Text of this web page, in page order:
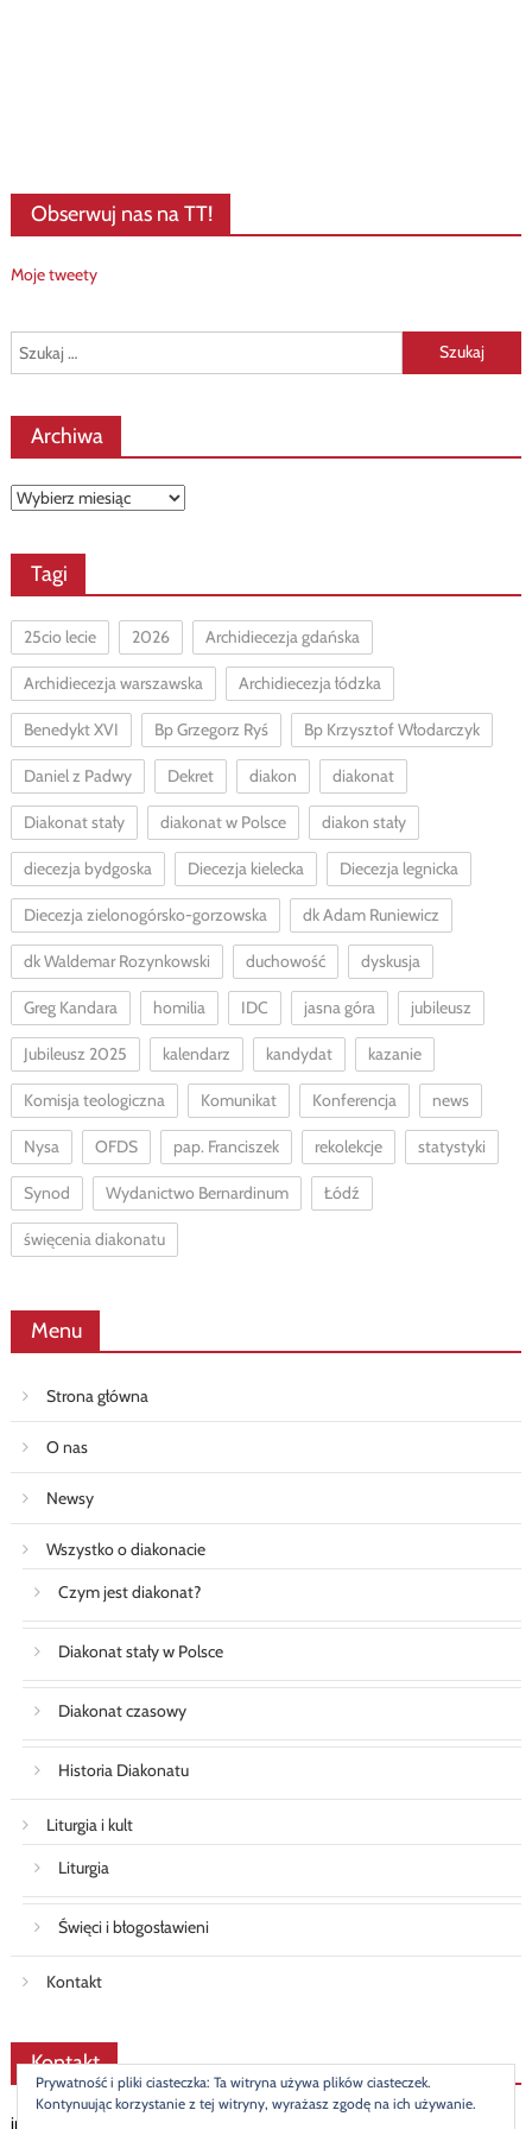
Obserwuj nas na TT!
Moje tweety
Szukaj:
Archiwa
Archiwa
Tagi
25cio lecie 2026 Archidiecezja gdańska
Archidiecezja warszawska Archidiecezja łódzka
Benedykt XVI Bp Grzegorz Ryś Bp Krzysztof Włodarczyk
Daniel z Padwy Dekret diakon diakonat
Diakonat stały diakonat w Polsce diakon stały
diecezja bydgoska Diecezja kielecka Diecezja legnicka
Diecezja zielonogórsko-gorzowska dk Adam Runiewicz
dk Waldemar Rozynkowski duchowość dyskusja
Greg Kandara homilia IDC jasna góra jubileusz
Jubileusz 2025 kalendarz kandydat kazanie
Komisja teologiczna Komunikat Konferencja news
Nysa OFDS pap. Franciszek rekolekcje statystyki
Synod Wydanictwo Bernardinum Łódź
święcenia diakonatu
Menu
Strona główna
O nas
Newsy
Wszystko o diakonacie
Czym jest diakonat?
Diakonat stały w Polsce
Diakonat czasowy
Historia Diakonatu
Liturgia i kult
Liturgia
Święci i błogosławieni
Kontakt
Kontakt
info@diakonat.pl
Prywatność i pliki ciasteczka: Ta witryna używa plików ciasteczek.
Kontynuując korzystanie z tej witryny, wyrażasz zgodę na ich używanie.